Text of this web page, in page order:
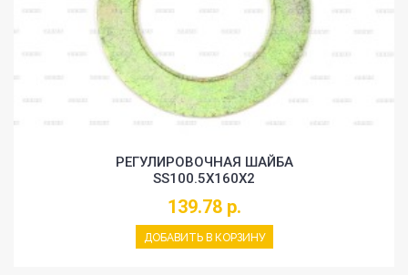
РЕГУЛИРОВОЧНАЯ ШАЙБА
SS100.5X160X2
139.78 р.
ДОБАВИТЬ В КОРЗИНУ